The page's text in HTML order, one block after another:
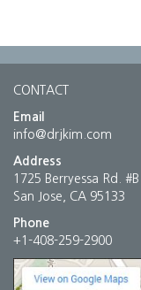
CONTACT
Email
info@drjkim.com
Address
1725 Berryessa Rd. #B
San Jose, CA 95133
Phone
+1-408-259-2900